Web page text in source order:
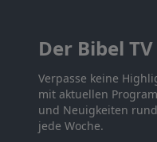
Der Bibel
Verpasse keine
mit aktuellen
und Neuigkeiten
jede Woche.